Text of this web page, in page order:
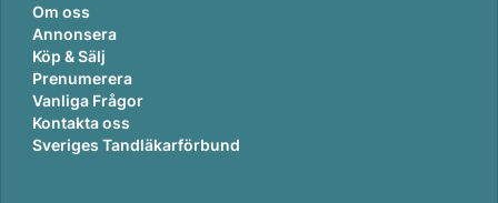
Om oss
Annonsera
Köp & Sälj
Prenumerera
Vanliga Frågor
Kontakta oss
Sveriges Tandläkarförbund